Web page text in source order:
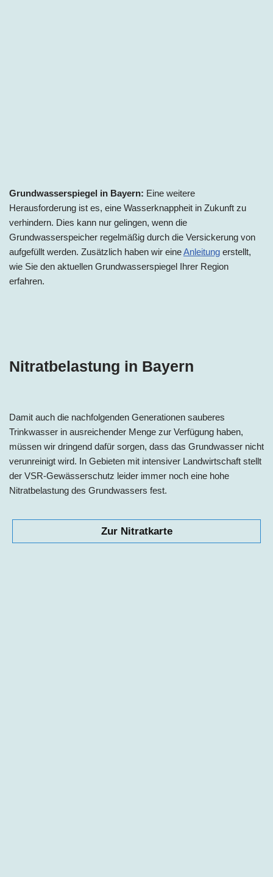
Grundwasserspiegel in Bayern: Eine weitere
Herausforderung ist es, eine Wasserknappheit in Zukunft zu
verhindern. Dies kann nur gelingen, wenn die
Grundwasserspeicher regelmäßig durch die Versickerung von
aufgefüllt werden. Zusätzlich haben wir eineAnleitung erstellt,
wie Sie den aktuellen Grundwasserspiegel Ihrer Region
erfahren.
Nitratbelastung in Bayern
Damit auch die nachfolgenden Generationen sauberes
Trinkwasser in ausreichender Menge zur Verfügung haben,
müssen wir dringend dafür sorgen, dass das Grundwasser nicht
verunreinigt wird. In Gebieten mit intensiver Landwirtschaft stellt
der VSR-Gewässerschutz leider immer noch eine hohe
Nitratbelastung des Grundwassers fest.
Zur Nitratkarte